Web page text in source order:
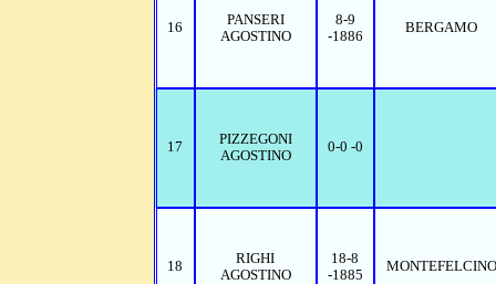
16
PANSERI
AGOSTINO
8-9
-1886
BERGAMO
17
PIZZEGONI
AGOSTINO
0-0 -0
18
RIGHI
AGOSTINO
18-8
-1885
MONTEFELCINO